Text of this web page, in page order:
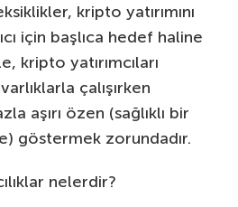
kripto yatırımını
için başlıca hedef haline
kripto yatırımcıları
çalışırken
aşırı özen (sağlıklı bir
göstermek zorundadır.
nelerdir?